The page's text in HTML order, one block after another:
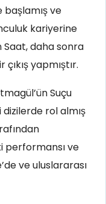
başlamış ve
kariyerine
daha sonra
yapmıştır.
Suçu
dizilerde rol almış
performansı ve
ve uluslararası